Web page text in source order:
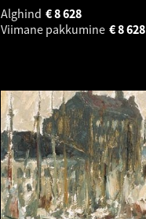
Alghind
8 628
€
Viimane pakkumine
8 628
€